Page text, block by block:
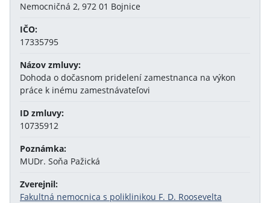
Nemocničná 2, 972 01 Bojnice
IČO:
17335795
Názov zmluvy:
Dohoda o dočasnom pridelení zamestnanca na výkon
práce k inému zamestnávateľovi
ID zmluvy:
10735912
Poznámka:
MUDr. Soňa Pažická
Zverejnil:
Fakultná nemocnica s poliklinikou F. D. Roosevelta